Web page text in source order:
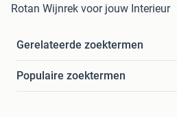
Rotan Wijnrek voor jouw Interieur
Gerelateerde zoektermen
Populaire zoektermen